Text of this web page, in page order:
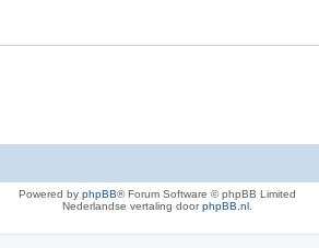
Powered by phpBB® Forum Software © phpBB Limited
Nederlandse vertaling doorphpBB.nl